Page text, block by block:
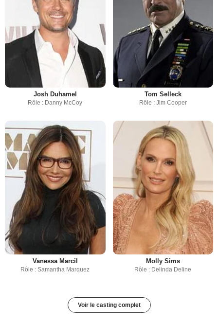
Josh Duhamel
Rôle : Danny McCoy
Tom Selleck
Rôle : Jim Cooper
Vanessa Marcil
Rôle : Samantha Marquez
Molly Sims
Rôle : Delinda Deline
Voir le casting complet